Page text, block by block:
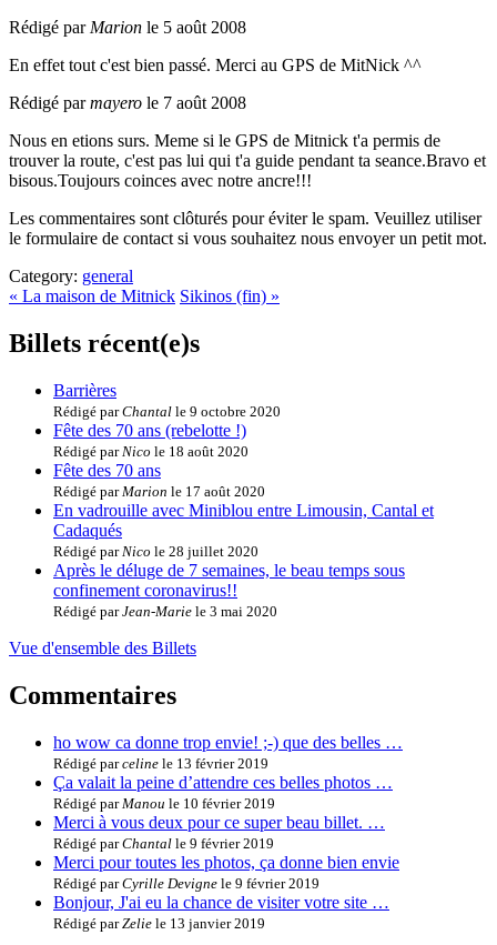
Rédigé par Marion le 5 août 2008
En effet tout c'est bien passé. Merci au GPS de MitNick ^^
Rédigé parmayero le 7 août 2008
Nous en etions surs. Meme si le GPS de Mitnick t'a permis de
trouver la route, c'est pas lui qui t'a guide pendant ta seance.Bravo et
bisous.Toujours coinces avec notre ancre!!!
Les commentaires sont clôturés pour éviter le spam. Veuillez utiliser
le formulaire de contact si vous souhaitez nous envoyer un petit mot.
Category: general
« La maison de Mitnick Sikinos (fin) »
Billets récent(e)s
Barrières
Rédigé parChantal le 9 octobre 2020
Fête des 70 ans (rebelotte !)
Rédigé par Nico le 18 août 2020
Fête des 70 ans
Rédigé par Marion le 17 août 2020
En vadrouille avec Miniblou entre Limousin, Cantal et
Cadaqués
Rédigé par Nico le 28 juillet 2020
Après le déluge de 7 semaines, le beau temps sous
confinement coronavirus!!
Rédigé parJean-Marie le 3 mai 2020
Vue d'ensemble des Billets
Commentaires
ho wow ca donne trop envie! ;-) que des belles …
Rédigé parceline le 13 février 2019
Ça valait la peine d’attendre ces belles photos …
Rédigé par Manou le 10 février 2019
Merci à vous deux pour ce super beau billet. …
Rédigé parChantal le 9 février 2019
Merci pour toutes les photos, ça donne bien envie
Rédigé parCyrille Devigne le 9 février 2019
Bonjour, J'ai eu la chance de visiter votre site …
Rédigé parZelie le 13 janvier 2019